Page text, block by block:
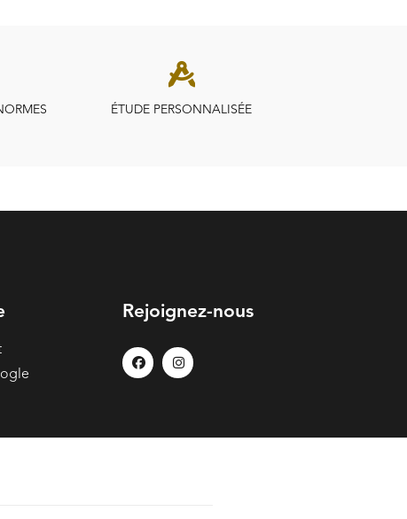
ÉTUDE PERSONNALISÉE
Rejoignez-nous